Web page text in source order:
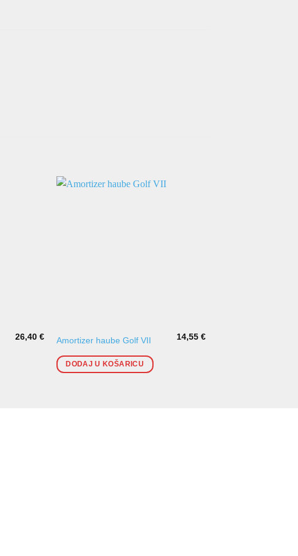
26,40 € Amortizer haube Golf VII 14,55€
DODAJ U KOŠARICU